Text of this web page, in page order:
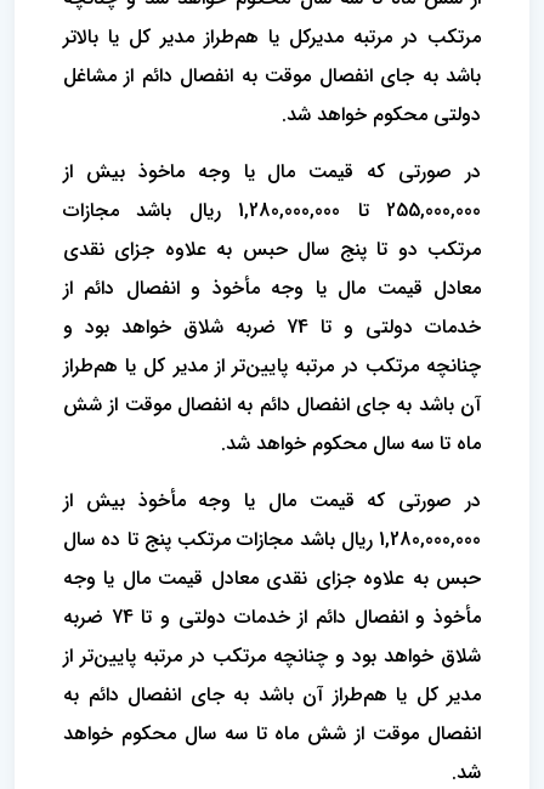
مرتکب در مرتبه مدیرکل یا هم‌طراز ‌مدیر کل یا بالاتر
باشد به جای انفصال موقت به انفصال دائم از مشاغل
دولتی محکوم خواهد شد.
‌در صورتی که قیمت مال یا وجه ماخوذ بیش از
255,000,000 تا 1,280,000,000 ریال باشد مجازات
مرتکب دو تا پنج سال حبس به علاوه جزای نقدی
‌معادل قیمت مال یا وجه مأخوذ و انفصال دائم از
خدمات دولتی و تا 74 ضربه شلاق خواهد بود و
چنانچه مرتکب در مرتبه پایین‌تر از مدیر‌ کل یا هم‌طراز
آن باشد به جای انفصال دائم به انفصال موقت از شش
ماه تا سه سال محکوم خواهد شد.
در صورتی که قیمت مال یا وجه مأخوذ بیش از
1,280,000,000 ریال باشد مجازات مرتکب پنج تا ده سال
حبس به علاوه جزای نقدی معادل قیمت مال یا وجه
‌مأخوذ و انفصال دائم از خدمات دولتی و تا 74 ضربه
شلاق خواهد بود و چنانچه مرتکب در مرتبه پایین‌تر از
مدیر کل یا هم‌طراز آن باشد به جای انفصال دائم به
انفصال موقت از شش ماه تا سه سال محکوم خواهد
شد.